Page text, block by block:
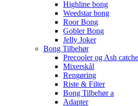
Highline bong
Weedstar bong
Roor Bong
Gobler Bong
Jelly Joker
Bong Tilbehør
Precooler og Ash
Mixerskål
Rengøring
Riste & Filter
Bong Tilbehør a
Adapter